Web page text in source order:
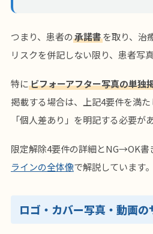
つまり、患者の承諾書を取り、治
リスクを併記しない限り、患者写
特にビフォーアフター写真の単独
掲載する場合は、上記4要件を満た
「個人差あり」を明記する必要が
限定解除4要件の詳細とNG→OK書
ラインの全体像で解説しています。
ロゴ・カバー写真・動画の